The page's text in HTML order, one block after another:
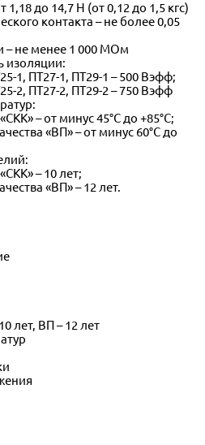
1,18 до 14,7 Н (от 0,12 до 1,5 кгс)
контакта – не более 0,05
– не менее 1 000 МОм
изоляции:
1, ПТ27-1, ПТ29-1 – 500 Вэфф;
2, ПТ27-2, ПТ29-2 – 750 Вэфф
– от минус 45°С до +85°С;
«ВП» – от минус 60°С до
– 10 лет;
«ВП» – 12 лет.
лет, ВП – 12 лет